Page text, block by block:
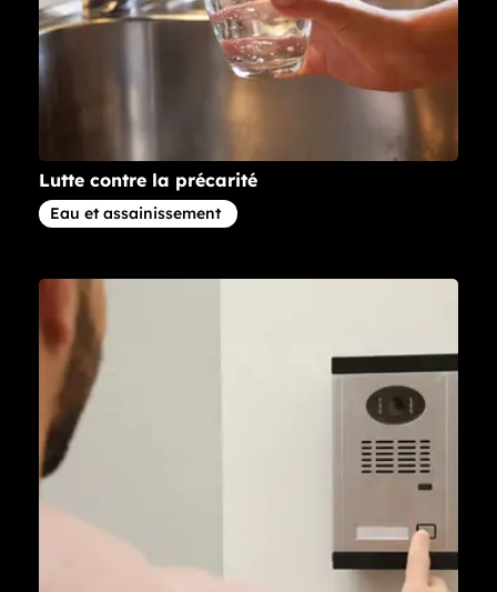
Lutte contre la précarité
Article concernant la thématique
Eau et assainissement